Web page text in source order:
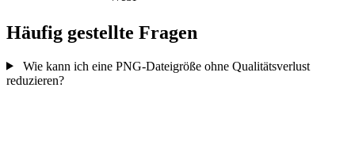
Häufig gestellte Fragen
Wie kann ich eine PNG-Dateigröße ohne Qualitätsverlust
reduzieren?